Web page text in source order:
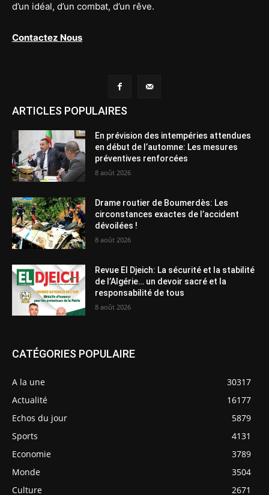
d’un idéal, d’un combat, d’un rêve.
Contactez Nous
ARTICLES POPULAIRES
En prévision des intempéries attendues
en début de l’automne: Les mesures
préventives renforcées
8 août 2026
Drame routier de Boumerdès: Les
circonstances exactes de l’accident
dévoilées !
8 août 2026
Revue El Djeich: La sécurité et la stabilité
de l’Algérie… un devoir sacré et la
responsabilité de tous
8 août 2026
CATÉGORIES POPULAIRE
A la une
30317
Actualité
16177
Echos du jour
5879
Sports
4131
Economie
3789
Monde
3504
Culture
2671